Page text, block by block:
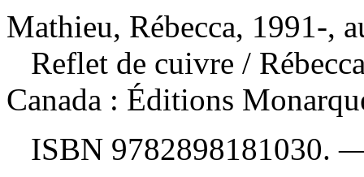
Mathieu, Rébecca, 1991-,
Reflet de cuivre /
Canada : Éditions
ISBN 9782898181030.